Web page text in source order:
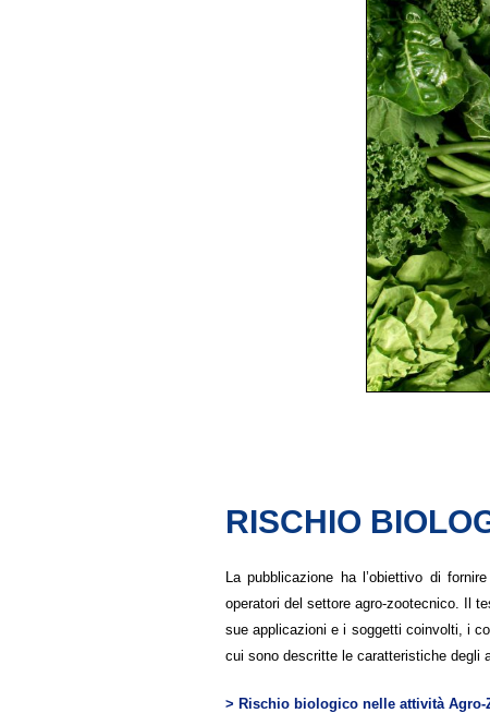
RISCHIO
La pubblicazione ha l’obiettivo di
operatori del settore agro-zootecnico. Il
sue applicazioni e i soggetti coinvolti, i
cui sono descritte le caratteristiche degli
> Rischio biologico nelle attività Agro-